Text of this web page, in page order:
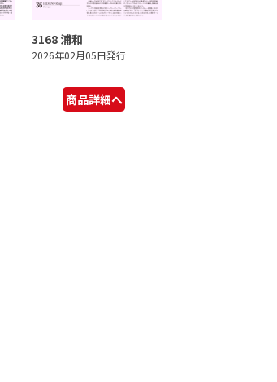
3168 浦和
2026年02月05日発行
商品詳細へ